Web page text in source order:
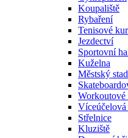
Koupaliště
Rybaření
Tenisové
Jezdectví
Sportovní
Kuželna
Městský
Workoutové
Střelnice
Kluziště